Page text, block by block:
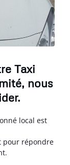
Taxi
nous
local est
pour répondre